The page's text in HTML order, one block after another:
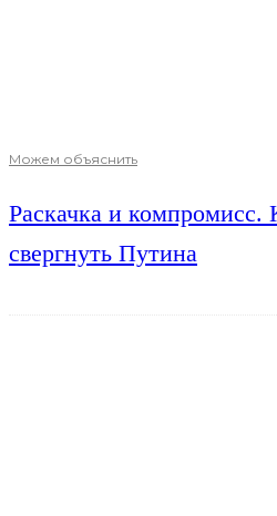
Можем объяснить
Раскачка и компромисс.
свергнуть Путина